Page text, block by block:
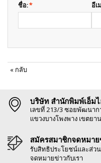
*
ชื่อ: อีเ
« กลับ
บริษัท สำนักพิมพ์เอ็มไ
เลขที่ 213/3 ซอยพัฒนาก
แขวงบางโพงพาง เขตยา
สมัครสมาชิกจดหมาย
รับสิทธิประโยชน์และส่ว
จดหมายข่าวกับเรา